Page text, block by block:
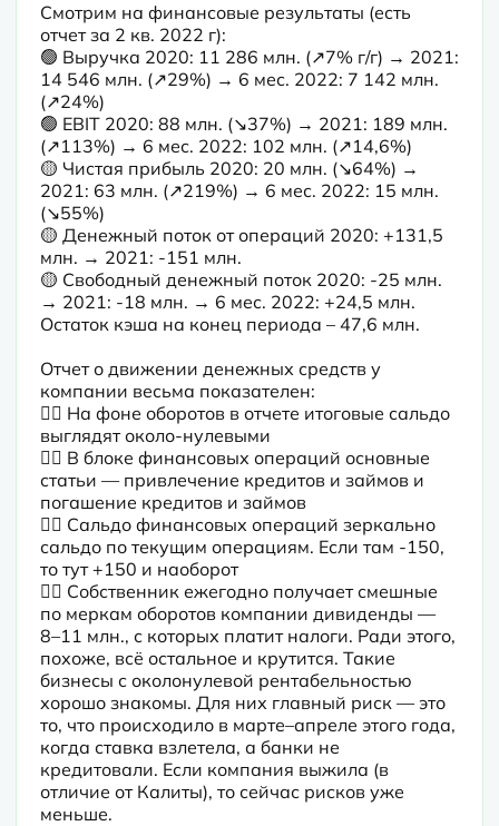
Смотрим на финансовые результаты (есть
отчет за 2 кв. 2022 г):
🟢 Выручка 2020: 11 286 млн. (↗️7% г/г) → 2021:
14 546 млн. (↗️29%) → 6 мес. 2022: 7 142 млн.
(↗️24%)
🟢 EBIT 2020: 88 млн. (↘️37%) → 2021: 189 млн.
(↗️113%) → 6 мес. 2022: 102 млн. (↗️14,6%)
🟡 Чистая прибыль 2020: 20 млн. (↘️64%) →
2021: 63 млн. (↗️219%) → 6 мес. 2022: 15 млн.
(↘️55%)
🟡 Денежный поток от операций 2020: +131,5
млн. → 2021: -151 млн.
🟡 Свободный денежный поток 2020: -25 млн.
→ 2021: -18 млн. → 6 мес. 2022: +24,5 млн.
Остаток кэша на конец периода – 47,6 млн.
Отчет о движении денежных средств у
компании весьма показателен:
👉🏼 На фоне оборотов в отчете итоговые сальдо
выглядят около-нулевыми
👉🏼 В блоке финансовых операций основные
статьи — привлечение кредитов и займов и
погашение кредитов и займов
👉🏼 Сальдо финансовых операций зеркально
сальдо по текущим операциям. Если там -150,
то тут +150 и наоборот
👉🏼 Собственник ежегодно получает смешные
по меркам оборотов компании дивиденды —
8–11 млн., с которых платит налоги. Ради этого,
похоже, всё остальное и крутится. Такие
бизнесы с околонулевой рентабельностью
хорошо знакомы. Для них главный риск — это
то, что происходило в марте–апреле этого года,
когда ставка взлетела, а банки не
кредитовали. Если компания выжила (в
отличие от Калиты), то сейчас рисков уже
меньше.